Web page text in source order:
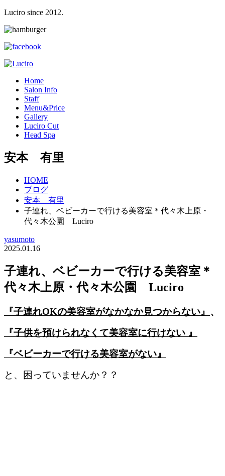
Luciro since 2012.
Home
Salon Info
Staff
Menu&Price
Gallery
Luciro Cut
Head Spa
安本 有里
HOME
ブログ
安本 有里
子連れ、ベビーカーで行ける美容室＊代々木上原・
代々木公園 Luciro
yasumoto
2025.01.16
子連れ、ベビーカーで行ける美容室＊
代々木上原・代々木公園 Luciro
『子連れOKの美容室がなかなか見つからない』 、
『子供を預けられなくて美容室に行けない 』
『ベビーカーで行ける美容室がない』
と、困っていませんか？？